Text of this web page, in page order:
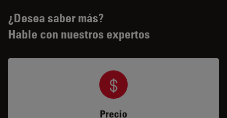
¿Desea saber más?
Hable con nuestros expertos
Precio